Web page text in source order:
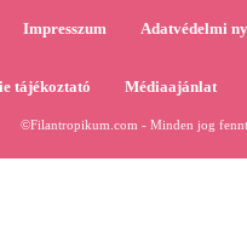
Impresszum Adatvédelmi
tájékoztató Médiaajánlat
©Filantropikum.com - Minden jog